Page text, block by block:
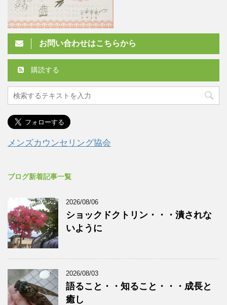
お問い合わせはこちらから
購読する
メンズカウンセリング協会
ブログ新着記事一覧
2026/08/06
ショックドクトリン・・・潰されな
いように
2026/08/03
語ること・・知ること・・・成長と
癒し